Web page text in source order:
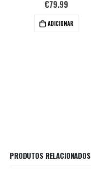
€79.99
ADICIONAR
PRODUTOS RELACIONADOS